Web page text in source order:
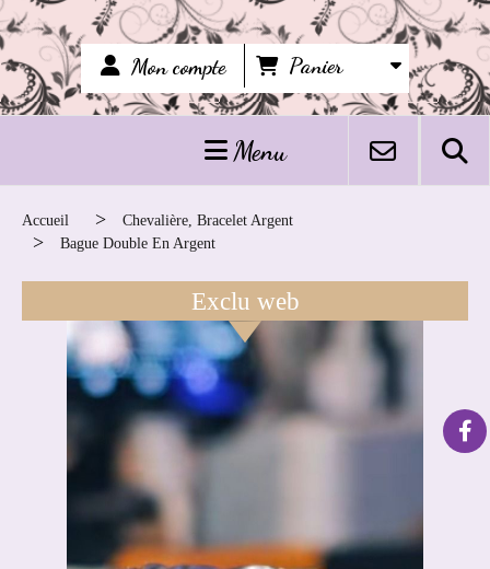
Mon compte Panier
Menu
Accueil
Chevalière, Bracelet Argent
Bague Double En Argent
Exclu web